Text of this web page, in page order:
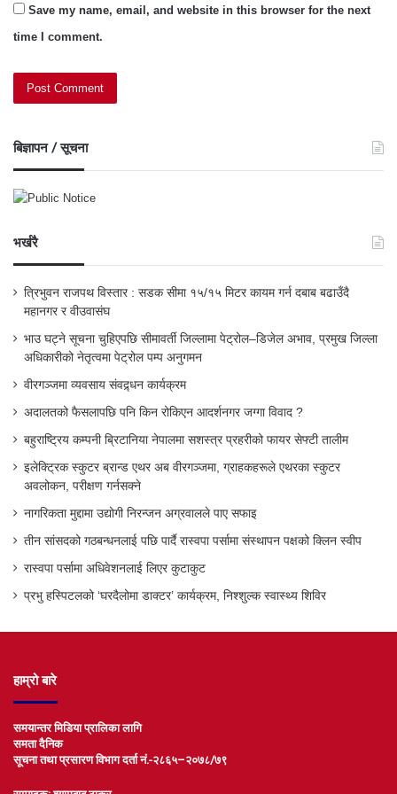
Save my name, email, and website in this browser for the next
time I comment.
बिज्ञापन / सूचना
भर्खरै
त्रिभुवन राजपथ विस्तार : सडक सीमा १५/१५ मिटर कायम गर्न दबाब बढाउँदै
महानगर र वीउवासंघ
भाउ घट्ने सूचना चुहिएपछि सीमावर्ती जिल्लामा पेट्रोल–डिजेल अभाव, प्रमुख जिल्ला
अधिकारीको नेतृत्वमा पेट्रोल पम्प अनुगमन
वीरगञ्जमा व्यवसाय संवद्र्धन कार्यक्रम
अदालतको फैसलापछि पनि किन रोकिएन आदर्शनगर जग्गा विवाद ?
बहुराष्ट्रिय कम्पनी ब्रिटानिया नेपालमा सशस्त्र प्रहरीको फायर सेफ्टी तालीम
इलेक्ट्रिक स्कुटर ब्रान्ड एथर अब वीरगञ्जमा, ग्राहकहरूले एथरका स्कुटर
अवलोकन, परीक्षण गर्नसक्ने
नागरिकता मुद्दामा उद्योगी निरन्जन अग्रवालले पाए सफाइ
तीन सांसदको गठबन्धनलाई पछि पार्दै रास्वपा पर्सामा संस्थापन पक्षको क्लिन स्वीप
रास्वपा पर्सामा अधिवेशनलाई लिएर कुटाकुट
प्रभु हस्पिटलको ‘घरदैलोमा डाक्टर’ कार्यक्रम, निश्शुल्क स्वास्थ्य शिविर
हाम्रो बारे
समयान्तर मिडिया प्रालिका लागि
समता दैनिक
सूचना तथा प्रसारण विभाग दर्ता नं.-२८६५–२०७८/७९